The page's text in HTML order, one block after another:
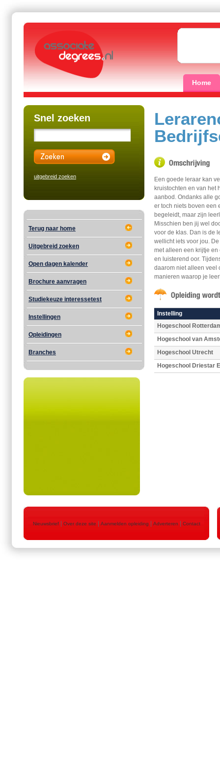
Home
Snel zoeken
uitgebreid zoeken
Terug naar home
Uitgebreid zoeken
Open dagen kalender
Brochure aanvragen
Studiekeuze interessetest
Instellingen
Opleidingen
Branches
Een goede leraar kan
kruistochten en van het
aanbod. Ondanks alle
er toch niets boven een
begeleidt, maar zijn
Misschien ben jij wel
voor de klas. Dan is de
wellicht iets voor jou.
met alleen een krijtje
en luisterend oor.
daarom niet alleen veel
manieren waarop je
Instelling
Hogeschool
Hogeschool van
Hogeschool Utrecht
Hogeschool Driestar
Nieuwsbrief| Over deze site Aanmelden opleiding Adverteren Contact